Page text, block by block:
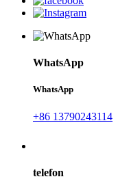
WhatsApp
WhatsApp
+86 13790243114
telefon